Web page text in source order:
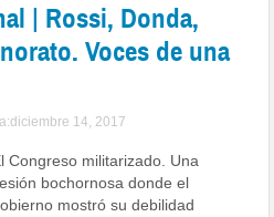
| Rossi, Donda,
Voces de una
14, 2017
Congreso militarizado. Una
bochornosa donde el
mostró su debilidad